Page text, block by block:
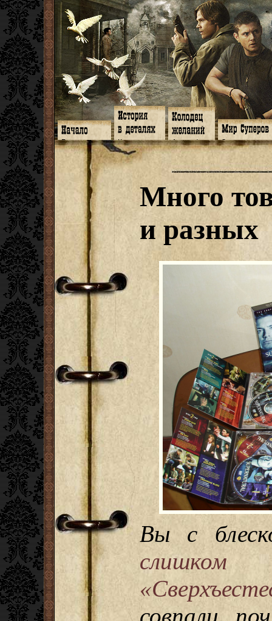
Главная
Программа
Форум
Facebook
Гостевая
Книги
Галереи
Музыка
Видео
Субтитры
Заметки
Мысли
Откровение
Арт-кафе
Игромания
Фанфики
Фанарт
Анекдоты
Передоз
Страшилки
Знакомство
Обитатели
Семейное
Дневник
СИЗО
Суперы от и
Много
и разных
Вы с